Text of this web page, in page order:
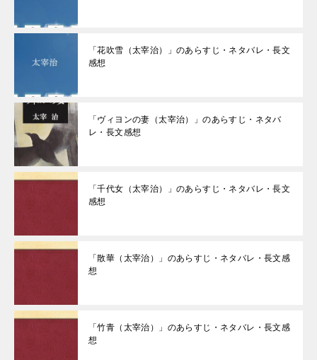
「花吹雪（太宰治）」のあらすじ・ネタバレ・長文
感想
「ヴィヨンの妻（太宰治）」のあらすじ・ネタバ
レ・長文感想
「千代女（太宰治）」のあらすじ・ネタバレ・長文
感想
「散華（太宰治）」のあらすじ・ネタバレ・長文感
想
「竹青（太宰治）」のあらすじ・ネタバレ・長文感
想